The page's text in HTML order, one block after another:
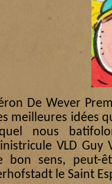
De Wever
meilleures idées
nous
VLD Guy
bon sens, peut-
le Saint